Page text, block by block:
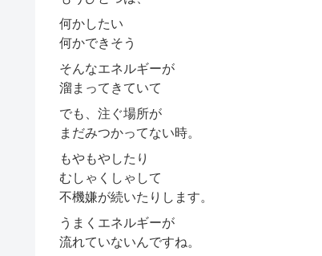
何かしたい
何かできそう
そんなエネルギーが
溜まってきていて
でも、注ぐ場所が
まだみつかってない時。
もやもやしたり
むしゃくしゃして
不機嫌が続いたりします。
うまくエネルギーが
流れていないんですね。